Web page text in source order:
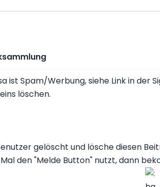
ist Spam/Werbung, siehe Link in der
löschen.
gelöscht und lösche diesen
den "Melde Button" nutzt, dann